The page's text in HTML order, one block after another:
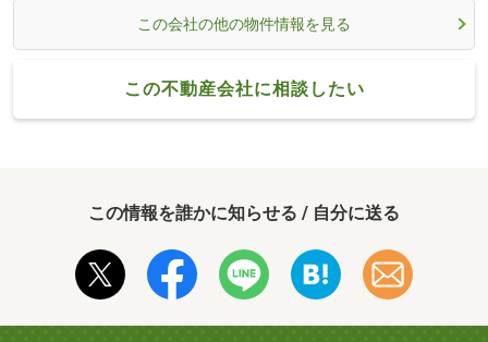
この会社の他の物件情報を見る
この不動産会社に相談したい
この情報を誰かに知らせる / 自分に送る